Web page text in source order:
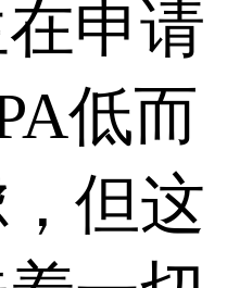
申请
低而
但这